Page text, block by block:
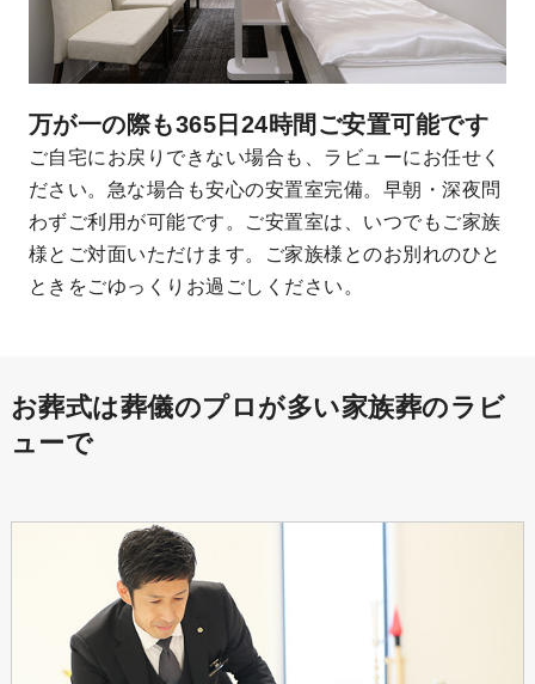
万が一の際も365日24時間ご安置可能です
ご自宅にお戻りできない場合も、ラビューにお任せく
ださい。急な場合も安心の安置室完備。早朝・深夜問
わずご利用が可能です。ご安置室は、いつでもご家族
様とご対面いただけます。ご家族様とのお別れのひと
ときをごゆっくりお過ごしください。
お葬式は葬儀のプロが多い家族葬のラビ
ューで